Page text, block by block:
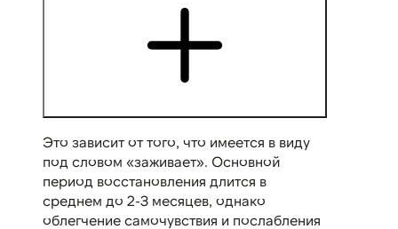
Это зависит от того, что имеется в виду
под словом «заживает». Основной
период восстановления длится в
среднем до 2-3 месяцев, однако
облегчение самочувствия и послабления